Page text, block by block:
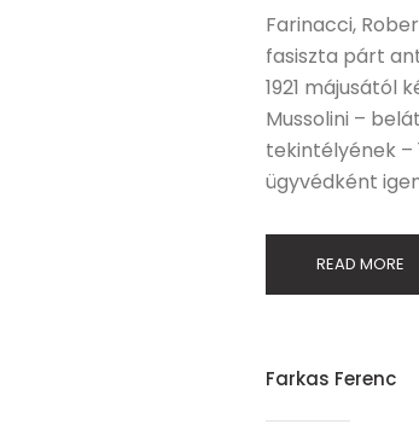
Farinacci,
fasiszta párt
1921 májusától
Mussolini –
tekintélyének –
ügyvédként
READ MORE
Farkas Ferenc